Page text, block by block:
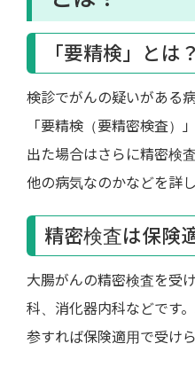
「要精検」とは？
検診でがんの疑いがある
「要精検（要精密検査）
出た場合はさらに精密検
他の病気なのかなどを詳
精密検査は保険
大腸がんの精密検査を受
科、消化器内科などです
参すれば保険適用で受けら